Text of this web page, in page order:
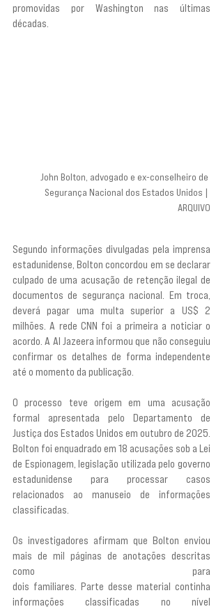
promovidas por Washington nas últimas
décadas.
John Bolton, advogado e ex-conselheiro de
Segurança Nacional dos Estados Unidos |
ARQUIVO
Segundo informações divulgadas pela imprensa
estadunidense, Bolton concordou em se declarar
culpado de uma acusação de retenção ilegal de
documentos de segurança nacional. Em troca,
deverá pagar uma multa superior a US$ 2
milhões. A rede CNN foi a primeira a noticiar o
acordo. A Al Jazeera informou que não conseguiu
confirmar os detalhes de forma independente
até o momento da publicação.
O processo teve origem em uma acusação
formal apresentada pelo Departamento de
Justiça dos Estados Unidos em outubro de 2025.
Bolton foi enquadrado em 18 acusações sob a Lei
de Espionagem, legislação utilizada pelo governo
estadunidense para processar casos
relacionados ao manuseio de informações
classificadas.
Os investigadores afirmam que Bolton enviou
mais de mil páginas de anotações descritas
como
para
dois familiares. Parte desse material continha